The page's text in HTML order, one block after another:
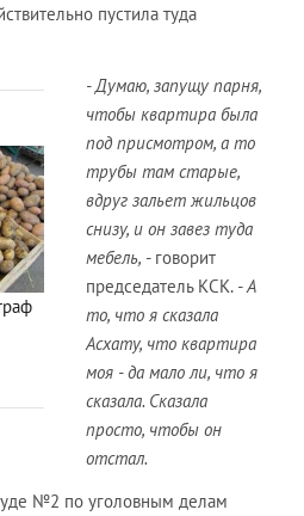
пустила туда
- Думаю, запущу парня,
чтобы квартира была
под присмотром, а то
трубы там старые,
вдруг зальет жильцов
снизу, и он завез туда
мебель, - говорит
председатель КСК. - А
то, что я сказала
Асхату, что квартира
моя - да мало ли, что я
сказала. Сказала
просто, чтобы он
отстал.
№2 по уголовным делам